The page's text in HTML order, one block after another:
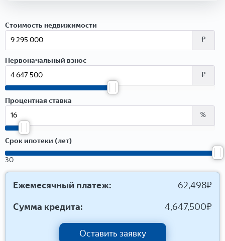
Стоимость недвижимости
₽
Первоначальный взнос
₽
Процентная ставка
%
Срок ипотеки (лет)
30
Ежемесячный платеж: 62,498₽
Сумма кредита:
4,647,500₽
Оставить заявку